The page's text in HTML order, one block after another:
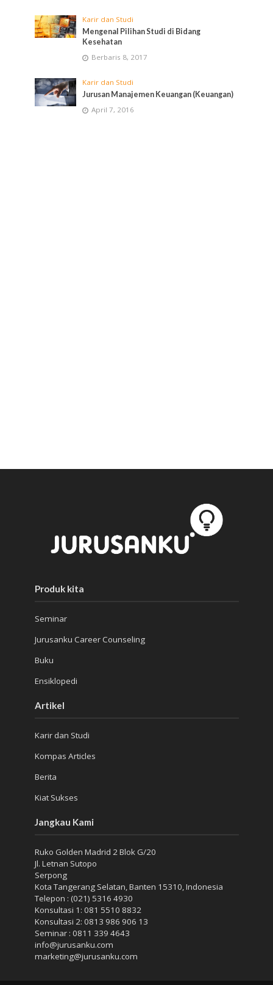
Karir dan Studi
Mengenal Pilihan Studi di Bidang
Kesehatan
Berbaris 8, 2017
Karir dan Studi
Jurusan Manajemen Keuangan (Keuangan)
April 7, 2016
Produk kita
Seminar
Jurusanku Career Counseling
Buku
Ensiklopedi
Artikel
Karir dan Studi
Kompas Articles
Berita
Kiat Sukses
Jangkau Kami
Ruko Golden Madrid 2 Blok G/20
Jl. Letnan Sutopo
Serpong
Kota Tangerang Selatan, Banten 15310, Indonesia
Telepon : (021) 5316 4930
Konsultasi 1: 081 5510 8832
Konsultasi 2: 0813 986 906 13
Seminar : 0811 339 4643
info@jurusanku.com
marketing@jurusanku.com